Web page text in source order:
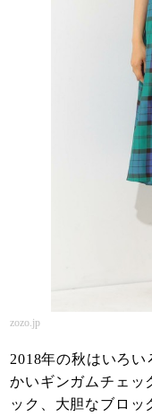
zozo.jp
2018年の秋はいろ
かいギンガムチェッ
ック、大胆なブロッ